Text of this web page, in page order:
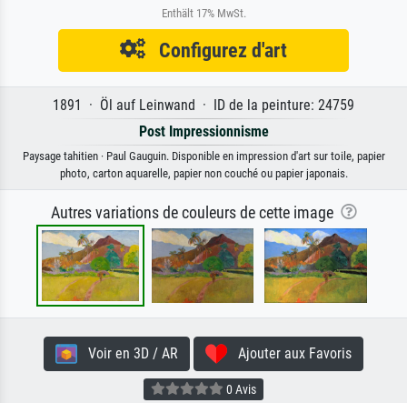
Enthält 17% MwSt.
Configurez d'art
1891 · Öl auf Leinwand · ID de la peinture: 24759
Post Impressionnisme
Paysage tahitien · Paul Gauguin. Disponible en impression d'art sur toile, papier
photo, carton aquarelle, papier non couché ou papier japonais.
Autres variations de couleurs de cette image
Voir en 3D / AR Ajouter aux Favoris
0 Avis